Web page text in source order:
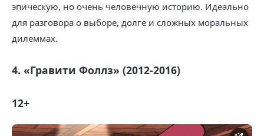
эпическую, но очень человечную историю. Идеально
для разговора о выборе, долге и сложных моральных
дилеммах.
4. «Гравити Фоллз» (2012-2016)
12+